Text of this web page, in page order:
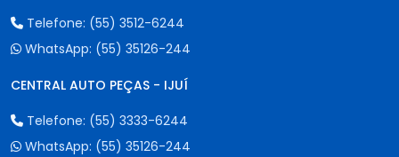
Telefone: (55) 3512-6244
WhatsApp: (55) 35126-244
CENTRAL AUTO PEÇAS - IJUÍ
Telefone: (55) 3333-6244
WhatsApp: (55) 35126-244